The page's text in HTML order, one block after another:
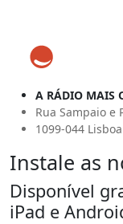
A RÁDIO MAIS
Rua Sampaio e
1099-044 Lisboa
Instale as
Disponível
iPad e